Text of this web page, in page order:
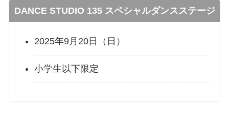
DANCE STUDIO 135 スペシャルダンスステージ
2025年9月20日（日）
小学生以下限定